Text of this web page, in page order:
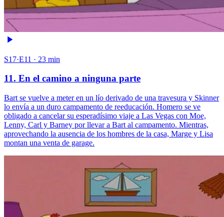
S17·E11 · 23 min
11. En el camino a ninguna parte
Bart se vuelve a meter en un lío derivado de una travesura y Skinner
lo envía a un duro campamento de reeducación. Homero se ve
obligado a cancelar su esperadísimo viaje a Las Vegas con Moe,
Lenny, Carl y Barney por llevar a Bart al campamento. Mientras,
aprovechando la ausencia de los hombres de la casa, Marge y Lisa
montan una venta de garage.